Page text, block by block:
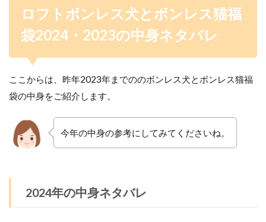
ロフトボンレス犬とボンレス猫福
袋2024・2023の中身ネタバレ
ここからは、昨年2023年までののボンレス犬とボンレス猫福
袋の中身をご紹介します。
今年の中身の参考にしてみてくださいね。
2024年の中身ネタバレ